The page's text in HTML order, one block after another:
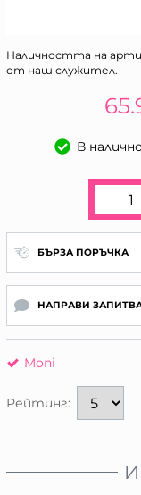
Наличността на
от наш служител.
В
БЪРЗА ПОРЪЧКА
НАПРАВИ
Moni
Рейтинг: